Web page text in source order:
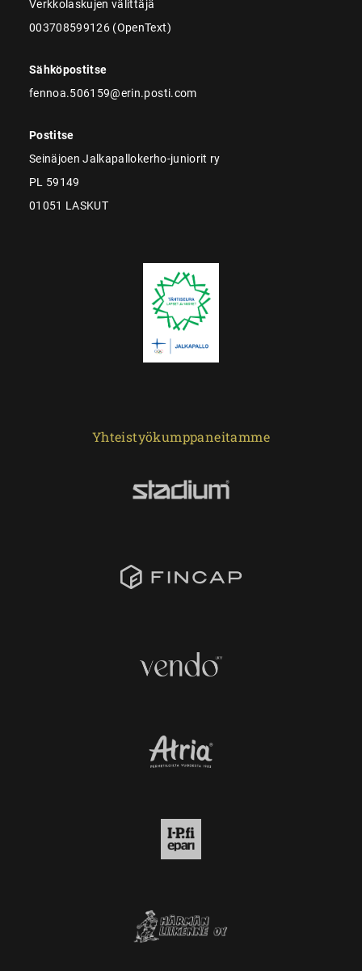
Verkkolaskujen välittäjä
003708599126 (OpenText)
Sähköpostitse
fennoa.506159@erin.posti.com
Postitse
Seinäjoen Jalkapallokerho-juniorit ry
PL 59149
01051 LASKUT
Yhteistyökumppaneitamme